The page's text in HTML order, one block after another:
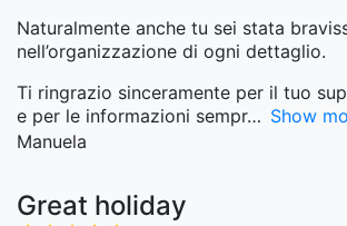
Naturalmente anche tu sei stata
nell’organizzazione di ogni dettaglio.
Ti ringrazio sinceramente per il tuo
e per le informazioni sempr
Show
Manuela
Great holiday